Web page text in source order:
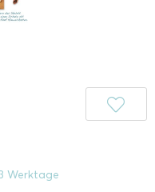
Werktage